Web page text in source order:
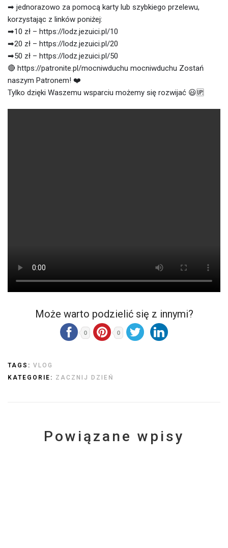
➡ jednorazowo za pomocą karty lub szybkiego przelewu,
korzystając z linków poniżej:
➡10 zł – https://lodz.jezuici.pl/10
➡20 zł – https://lodz.jezuici.pl/20
➡50 zł – https://lodz.jezuici.pl/50
🔴 https://patronite.pl/mocniwduchu mocniwduchu Zostań
naszym Patronem! ❤️
Tylko dzięki Waszemu wsparciu możemy się rozwijać 😃🆙
Może warto podzielić się z innymi?
0 0
TAGS: VLOG
KATEGORIE: ZACZNIJ DZIEŃ
Powiązane wpisy